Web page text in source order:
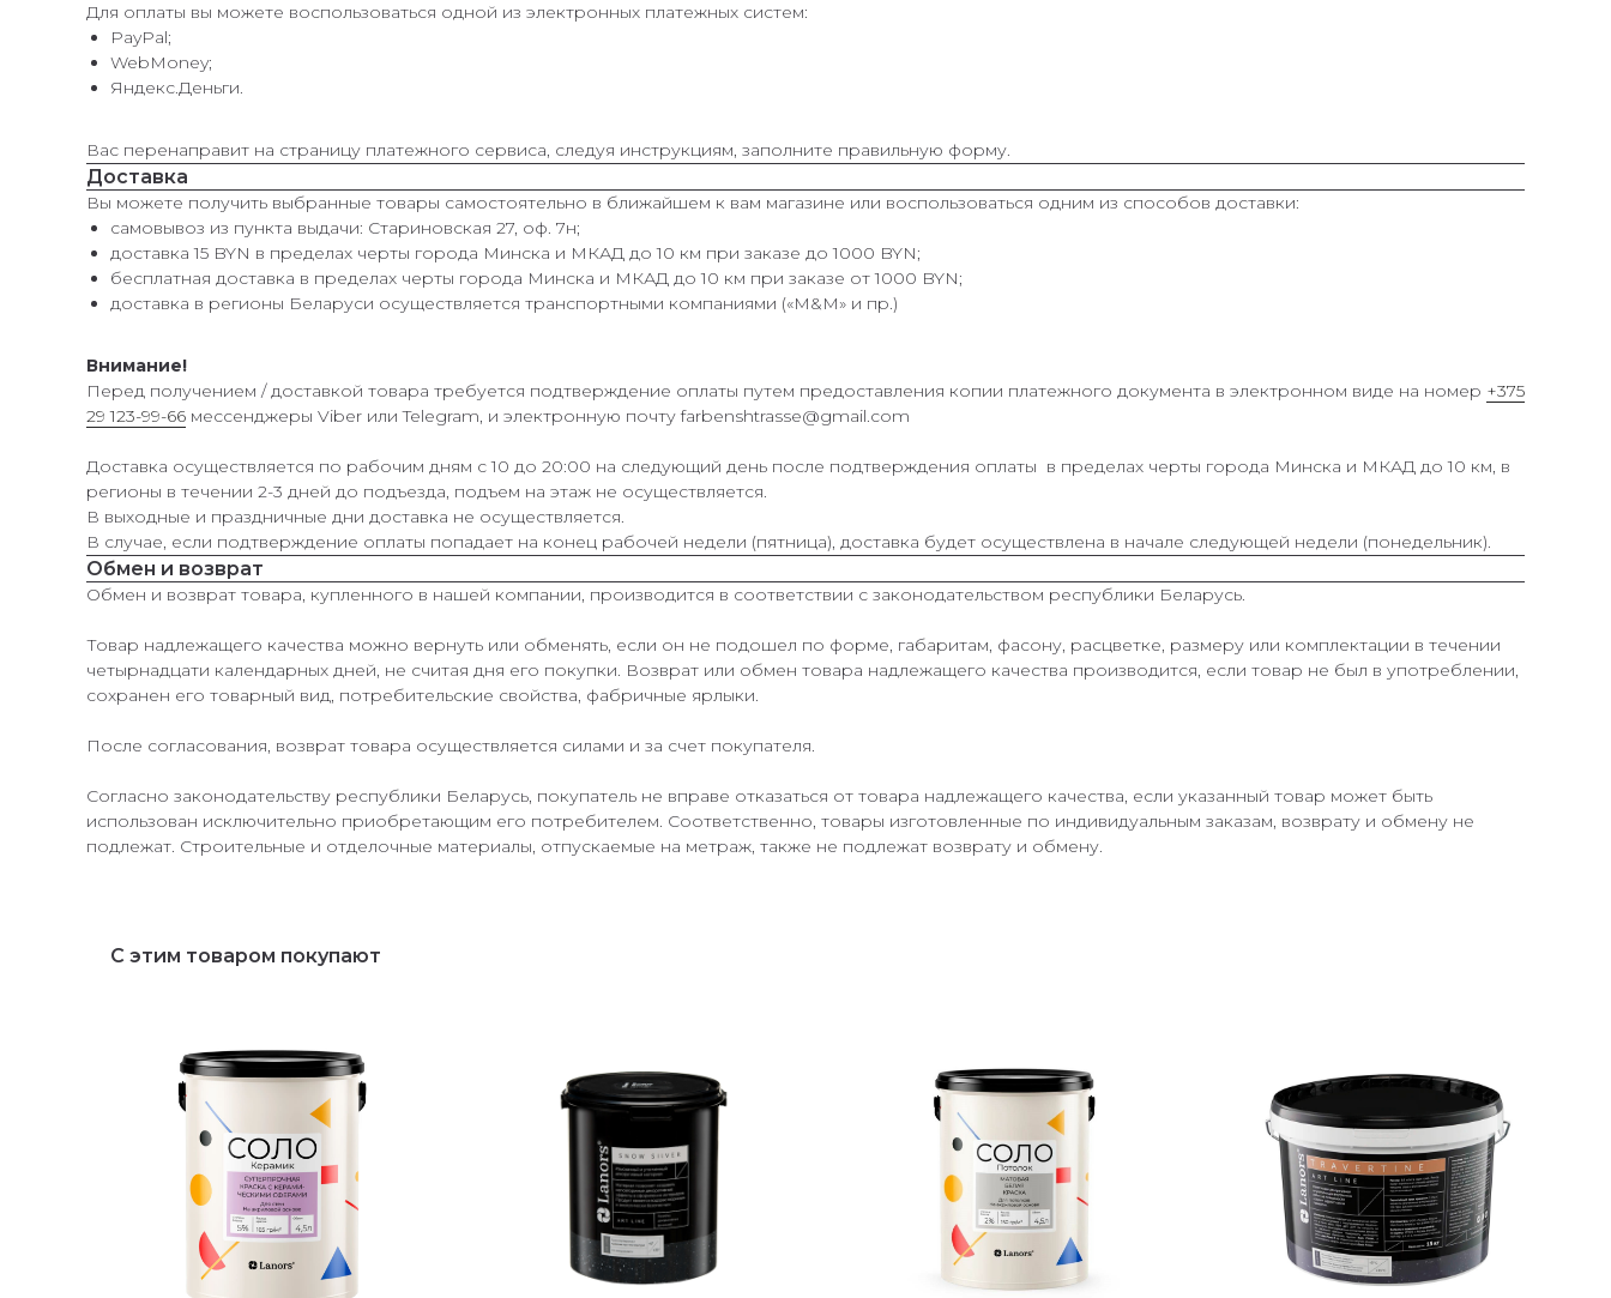
Для оплаты вы можете воспользоваться одной из электронных платежных систем:
PayPal;
WebMoney;
Яндекс.Деньги.
Вас перенаправит на страницу платежного сервиса, следуя инструкциям, заполните правильную форму.
Доставка
Вы можете получить выбранные товары самостоятельно в ближайшем к вам магазине или воспользоваться одним из способов доставки:
самовывоз из пункта выдачи: Стариновская 27, оф. 7н;
доставка 15 BYN в пределах черты города Минска и МКАД до 10 км при заказе до 1000 BYN;
бесплатная доставка в пределах черты города Минска и МКАД до 10 км при заказе от 1000 BYN;
доставка в регионы Беларуси осуществляется транспортными компаниями («M&M» и пр.)
Внимание!
Перед получением / доставкой товара требуется подтверждение оплаты путем предоставления копии платежного документа в электронном виде на номер +375
29 123-99-66 мессенджеры Viber или Telegram, и электронную почту farbenshtrasse@gmail.com
Доставка осуществляется по рабочим дням с 10 до 20:00 на следующий день после подтверждения оплаты в пределах черты города Минска и МКАД до 10 км, в
регионы в течении 2-3 дней до подъезда, подъем на этаж не осуществляется.
В выходные и праздничные дни доставка не осуществляется.
В случае, если подтверждение оплаты попадает на конец рабочей недели (пятница), доставка будет осуществлена в начале следующей недели (понедельник).
Обмен и возврат
Обмен и возврат товара, купленного в нашей компании, производится в соответствии с законодательством республики Беларусь.
Товар надлежащего качества можно вернуть или обменять, если он не подошел по форме, габаритам, фасону, расцветке, размеру или комплектации в течении
четырнадцати календарных дней, не считая дня его покупки. Возврат или обмен товара надлежащего качества производится, если товар не был в употреблении,
сохранен его товарный вид, потребительские свойства, фабричные ярлыки.
После согласования, возврат товара осуществляется силами и за счет покупателя.
Согласно законодательству республики Беларусь, покупатель не вправе отказаться от товара надлежащего качества, если указанный товар может быть
использован исключительно приобретающим его потребителем. Соответственно, товары изготовленные по индивидуальным заказам, возврату и обмену не
подлежат. Строительные и отделочные материалы, отпускаемые на метраж, также не подлежат возврату и обмену.
С этим товаром покупают